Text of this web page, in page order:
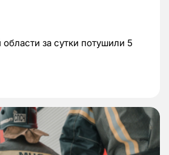
за сутки потушили 5